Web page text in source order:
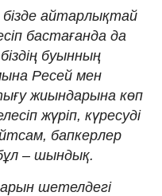
бізде ай­тарлықтай
бастағанда да
буынның
Ресей мен
жиындарына көп
жүріп, кү­ре­­суді
бап­кер­лер
– шын­дық.
шет­елдегі